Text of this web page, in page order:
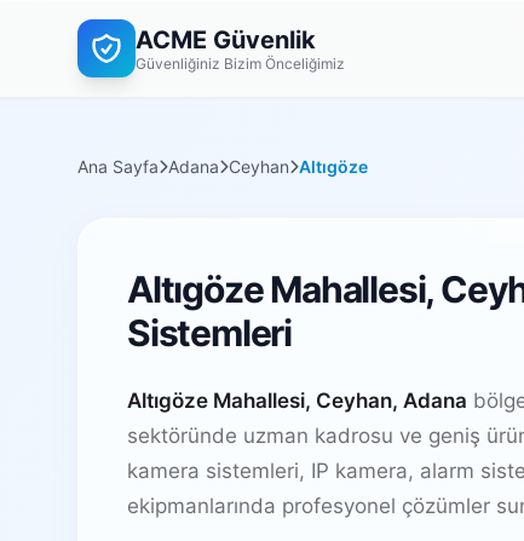
ACME Güvenlik
Güvenliğiniz Bizim Önceliğimiz
Ana Sayfa Adana Ceyhan Altıgöze
Altıgöze Mahallesi,
Sistemleri
Altıgöze Mahallesi, Ceyhan, Adana
sektöründe uzman kadrosu ve geniş
kamera sistemleri, IP kamera, alarm
ekipmanlarında profesyonel çözümler